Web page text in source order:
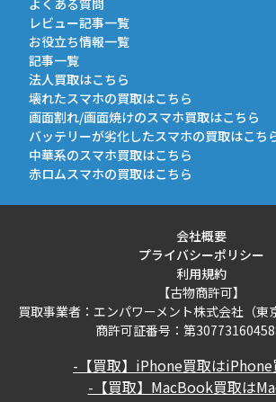
レビュー記事一覧
お役立ち情報一覧
記事一覧
法人買取はこちら
壊れたスマホの買取はこちら
画面割れ/画面焼けのスマホ買取はこちら
バッテリーが劣化したスマホの買取はこち
中華系のスマホ買取はこちら
赤ロムスマホの買取はこちら
会社概要
プライバシーポリシー
利用規約
【古物商許可】
買取事業者：エンパワーメント株式会社（東
商許可証番号：第
-【買取】iPhone買取はiPhone
-【買取】MacBook買取は